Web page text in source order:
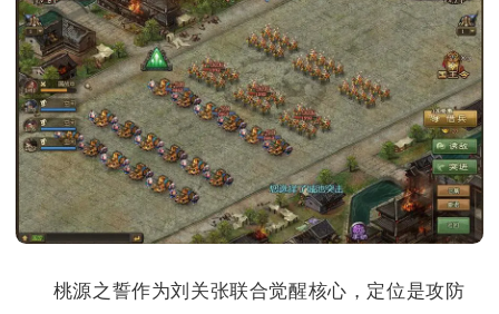
桃源之誓作为刘关张联合觉醒核心，定位是攻防